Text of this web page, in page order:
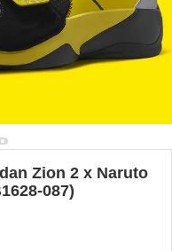
Zion 2 x Naruto
087)